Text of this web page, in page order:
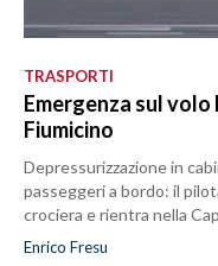
TRASPORTI
Emergenza sul volo
Fiumicino
Depressurizzazione in
passeggeri a bordo: il
crociera e rientra nella
Enrico Fresu